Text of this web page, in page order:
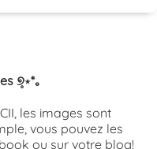
୭̥⋆*｡
les images sont
vous pouvez les
ou sur votre blog!